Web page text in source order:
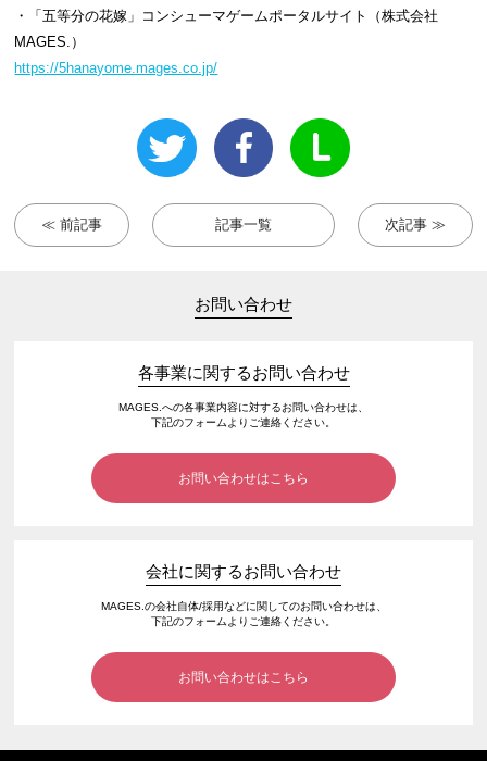
・「五等分の花嫁」コンシューマゲームポータルサイト（株式会社
MAGES.）
https://5hanayome.mages.co.jp/
≪ 前記事 記事一覧 次記事 ≫
お問い合わせ
各事業に関するお問い合わせ
MAGES.への各事業内容に対するお問い合わせは、
下記のフォームよりご連絡ください。
お問い合わせはこちら
会社に関するお問い合わせ
MAGES.の会社自体/採用などに関してのお問い合わせは、
下記のフォームよりご連絡ください。
お問い合わせはこちら